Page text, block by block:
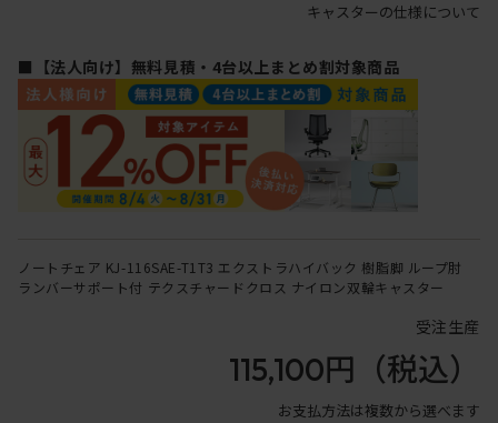
キャスターの仕様について
■【法人向け】無料見積・4台以上まとめ割対象商品
ノートチェア KJ-116SAE-T1T3 エクストラハイバック 樹脂脚 ループ肘
ランバーサポート付 テクスチャードクロス ナイロン双輪キャスター
受注生産
115,100円 （税込）
お支払方法は複数から選べます